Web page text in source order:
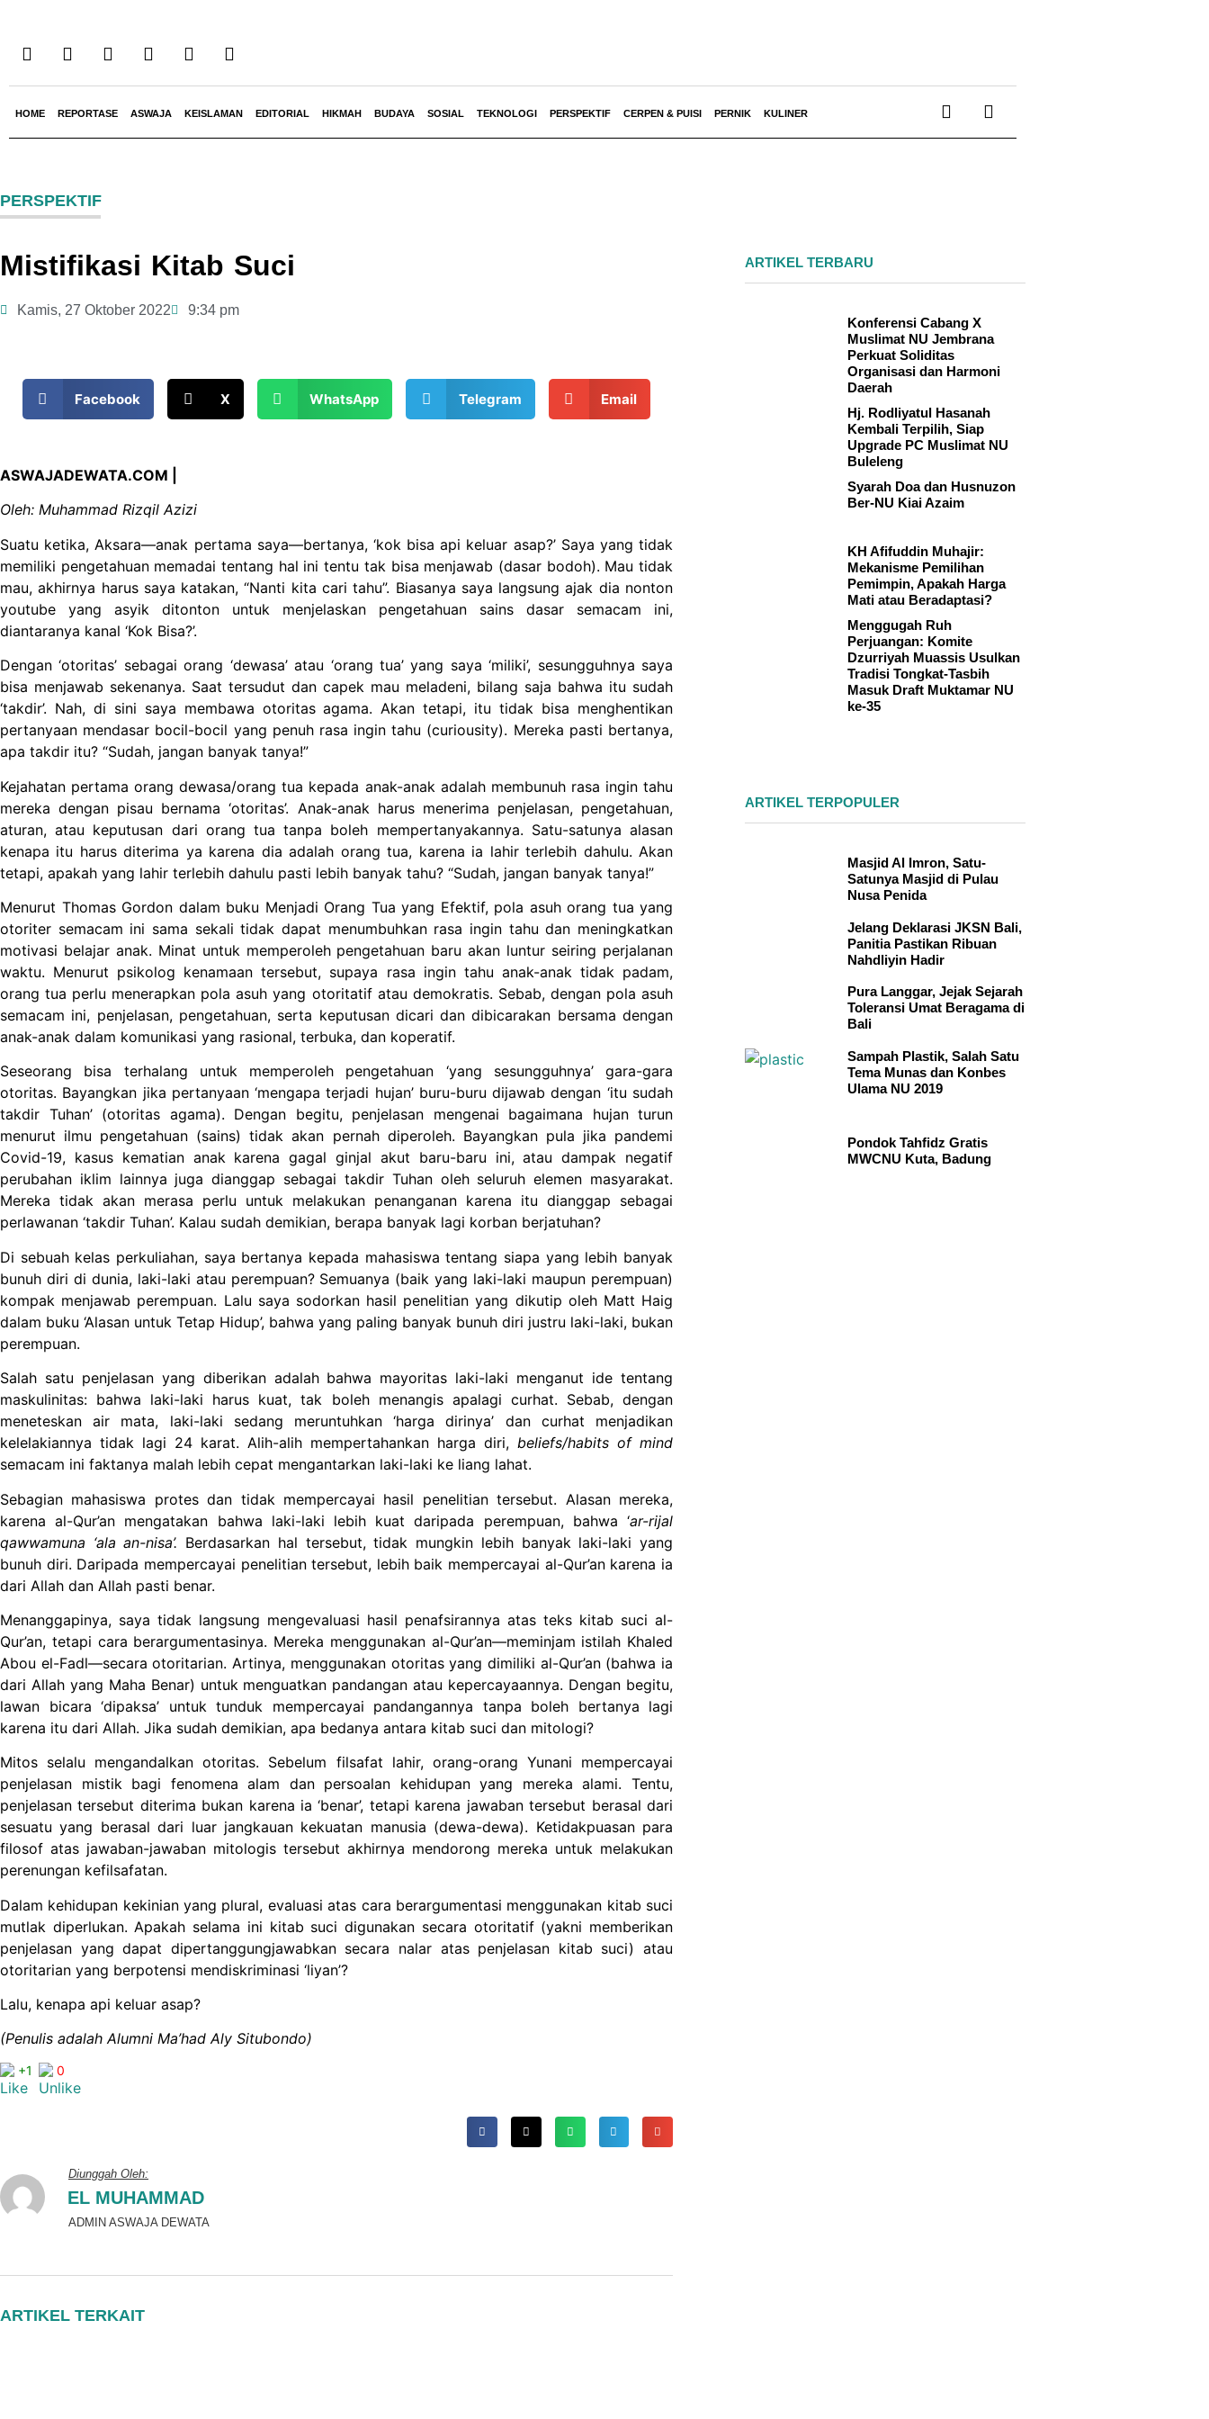
HOME REPORTASE ASWAJA KEISLAMAN EDITORIAL HIKMAH BUDAYA SOSIAL TEKNOLOGI PERSPEKTIF CERPEN & PUISI PERNIK KULINER
PERSPEKTIF
Mistifikasi Kitab Suci
Kamis, 27 Oktober 2022 9:34 pm
Facebook X WhatsApp Telegram Email
ASWAJADEWATA.COM |
Oleh: Muhammad Rizqil Azizi
Suatu ketika, Aksara—anak pertama saya—bertanya, ‘kok bisa api keluar asap?’ Saya yang tidak
memiliki pengetahuan memadai tentang hal ini tentu tak bisa menjawab (dasar bodoh). Mau tidak
mau, akhirnya harus saya katakan, “Nanti kita cari tahu”. Biasanya saya langsung ajak dia nonton
youtube yang asyik ditonton untuk menjelaskan pengetahuan sains dasar semacam ini,
diantaranya kanal ‘Kok Bisa?’.
Dengan ‘otoritas’ sebagai orang ‘dewasa’ atau ‘orang tua’ yang saya ‘miliki’, sesungguhnya saya
bisa menjawab sekenanya. Saat tersudut dan capek mau meladeni, bilang saja bahwa itu sudah
‘takdir’. Nah, di sini saya membawa otoritas agama. Akan tetapi, itu tidak bisa menghentikan
pertanyaan mendasar bocil-bocil yang penuh rasa ingin tahu (curiousity). Mereka pasti bertanya,
apa takdir itu? “Sudah, jangan banyak tanya!”
Kejahatan pertama orang dewasa/orang tua kepada anak-anak adalah membunuh rasa ingin tahu
mereka dengan pisau bernama ‘otoritas’. Anak-anak harus menerima penjelasan, pengetahuan,
aturan, atau keputusan dari orang tua tanpa boleh mempertanyakannya. Satu-satunya alasan
kenapa itu harus diterima ya karena dia adalah orang tua, karena ia lahir terlebih dahulu. Akan
tetapi, apakah yang lahir terlebih dahulu pasti lebih banyak tahu? “Sudah, jangan banyak tanya!”
Menurut Thomas Gordon dalam buku Menjadi Orang Tua yang Efektif, pola asuh orang tua yang
otoriter semacam ini sama sekali tidak dapat menumbuhkan rasa ingin tahu dan meningkatkan
motivasi belajar anak. Minat untuk memperoleh pengetahuan baru akan luntur seiring perjalanan
waktu. Menurut psikolog kenamaan tersebut, supaya rasa ingin tahu anak-anak tidak padam,
orang tua perlu menerapkan pola asuh yang otoritatif atau demokratis. Sebab, dengan pola asuh
semacam ini, penjelasan, pengetahuan, serta keputusan dicari dan dibicarakan bersama dengan
anak-anak dalam komunikasi yang rasional, terbuka, dan koperatif.
Seseorang bisa terhalang untuk memperoleh pengetahuan ‘yang sesungguhnya’ gara-gara
otoritas. Bayangkan jika pertanyaan ‘mengapa terjadi hujan’ buru-buru dijawab dengan ‘itu sudah
takdir Tuhan’ (otoritas agama). Dengan begitu, penjelasan mengenai bagaimana hujan turun
menurut ilmu pengetahuan (sains) tidak akan pernah diperoleh. Bayangkan pula jika pandemi
Covid-19, kasus kematian anak karena gagal ginjal akut baru-baru ini, atau dampak negatif
perubahan iklim lainnya juga dianggap sebagai takdir Tuhan oleh seluruh elemen masyarakat.
Mereka tidak akan merasa perlu untuk melakukan penanganan karena itu dianggap sebagai
perlawanan ‘takdir Tuhan’. Kalau sudah demikian, berapa banyak lagi korban berjatuhan?
Di sebuah kelas perkuliahan, saya bertanya kepada mahasiswa tentang siapa yang lebih banyak
bunuh diri di dunia, laki-laki atau perempuan? Semuanya (baik yang laki-laki maupun perempuan)
kompak menjawab perempuan. Lalu saya sodorkan hasil penelitian yang dikutip oleh Matt Haig
dalam buku ‘Alasan untuk Tetap Hidup’, bahwa yang paling banyak bunuh diri justru laki-laki, bukan
perempuan.
Salah satu penjelasan yang diberikan adalah bahwa mayoritas laki-laki menganut ide tentang
maskulinitas: bahwa laki-laki harus kuat, tak boleh menangis apalagi curhat. Sebab, dengan
meneteskan air mata, laki-laki sedang meruntuhkan ‘harga dirinya’ dan curhat menjadikan
kelelakiannya tidak lagi 24 karat. Alih-alih mempertahankan harga diri, beliefs/habits of mind
semacam ini faktanya malah lebih cepat mengantarkan laki-laki ke liang lahat.
Sebagian mahasiswa protes dan tidak mempercayai hasil penelitian tersebut. Alasan mereka,
karena al-Qur’an mengatakan bahwa laki-laki lebih kuat daripada perempuan, bahwa ‘ar-rijal
qawwamuna ‘ala an-nisa’. Berdasarkan hal tersebut, tidak mungkin lebih banyak laki-laki yang
bunuh diri. Daripada mempercayai penelitian tersebut, lebih baik mempercayai al-Qur’an karena ia
dari Allah dan Allah pasti benar.
Menanggapinya, saya tidak langsung mengevaluasi hasil penafsirannya atas teks kitab suci al-
Qur’an, tetapi cara berargumentasinya. Mereka menggunakan al-Qur’an—meminjam istilah Khaled
Abou el-Fadl—secara otoritarian. Artinya, menggunakan otoritas yang dimiliki al-Qur’an (bahwa ia
dari Allah yang Maha Benar) untuk menguatkan pandangan atau kepercayaannya. Dengan begitu,
lawan bicara ‘dipaksa’ untuk tunduk mempercayai pandangannya tanpa boleh bertanya lagi
karena itu dari Allah. Jika sudah demikian, apa bedanya antara kitab suci dan mitologi?
Mitos selalu mengandalkan otoritas. Sebelum filsafat lahir, orang-orang Yunani mempercayai
penjelasan mistik bagi fenomena alam dan persoalan kehidupan yang mereka alami. Tentu,
penjelasan tersebut diterima bukan karena ia ‘benar’, tetapi karena jawaban tersebut berasal dari
sesuatu yang berasal dari luar jangkauan kekuatan manusia (dewa-dewa). Ketidakpuasan para
filosof atas jawaban-jawaban mitologis tersebut akhirnya mendorong mereka untuk melakukan
perenungan kefilsafatan.
Dalam kehidupan kekinian yang plural, evaluasi atas cara berargumentasi menggunakan kitab suci
mutlak diperlukan. Apakah selama ini kitab suci digunakan secara otoritatif (yakni memberikan
penjelasan yang dapat dipertanggungjawabkan secara nalar atas penjelasan kitab suci) atau
otoritarian yang berpotensi mendiskriminasi ‘liyan’?
Lalu, kenapa api keluar asap?
(Penulis adalah Alumni Ma’had Aly Situbondo)
+1 0
Diunggah Oleh:
EL MUHAMMAD
ADMIN ASWAJA DEWATA
ARTIKEL TERKAIT
ARTIKEL TERBARU
Konferensi Cabang X
Muslimat NU Jembrana
Perkuat Soliditas
Organisasi dan Harmoni
Daerah
Hj. Rodliyatul Hasanah
Kembali Terpilih, Siap
Upgrade PC Muslimat NU
Buleleng
Syarah Doa dan Husnuzon
Ber-NU Kiai Azaim
KH Afifuddin Muhajir:
Mekanisme Pemilihan
Pemimpin, Apakah Harga
Mati atau Beradaptasi?
Menggugah Ruh
Perjuangan: Komite
Dzurriyah Muassis Usulkan
Tradisi Tongkat-Tasbih
Masuk Draft Muktamar NU
ke-35
ARTIKEL TERPOPULER
Masjid Al Imron, Satu-
Satunya Masjid di Pulau
Nusa Penida
Jelang Deklarasi JKSN Bali,
Panitia Pastikan Ribuan
Nahdliyin Hadir
Pura Langgar, Jejak Sejarah
Toleransi Umat Beragama di
Bali
Sampah Plastik, Salah Satu
Tema Munas dan Konbes
Ulama NU 2019
Pondok Tahfidz Gratis
MWCNU Kuta, Badung